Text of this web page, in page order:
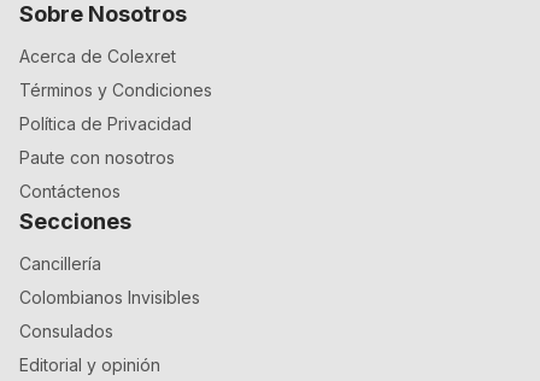
Sobre Nosotros
Acerca de Colexret
Términos y Condiciones
Política de Privacidad
Paute con nosotros
Contáctenos
Secciones
Cancillería
Colombianos Invisibles
Consulados
Editorial y opinión